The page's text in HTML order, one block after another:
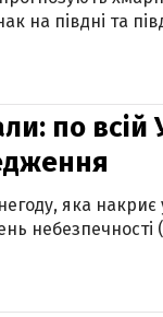
на півдні та
по всій
яка накриє